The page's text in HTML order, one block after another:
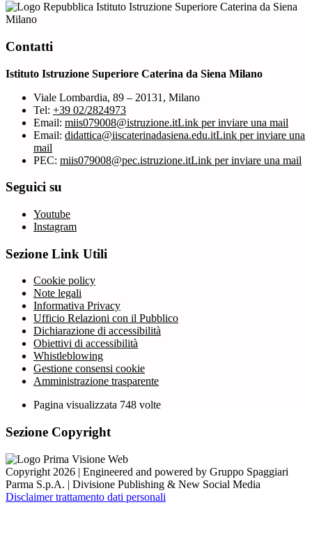
Istituto Istruzione Superiore Caterina da Siena
Milano
Contatti
Istituto Istruzione Superiore Caterina da Siena Milano
Viale Lombardia, 89 – 20131, Milano
Tel: +39 02/2824973
Email: miis079008@istruzione.itLink per inviare una mail
Email: didattica@iiscaterinadasiena.edu.itLink per inviare una
mail
PEC: miis079008@pec.istruzione.itLink per inviare una mail
Seguici su
Youtube
Instagram
Sezione Link Utili
Cookie policy
Note legali
Informativa Privacy
Ufficio Relazioni con il Pubblico
Dichiarazione di accessibilità
Obiettivi di accessibilità
Whistleblowing
Gestione consensi cookie
Amministrazione trasparente
Pagina visualizzata 748 volte
Sezione Copyright
Copyright 2026 | Engineered and powered by Gruppo Spaggiari
Parma S.p.A. | Divisione Publishing & New Social Media
Disclaimer trattamento dati personali